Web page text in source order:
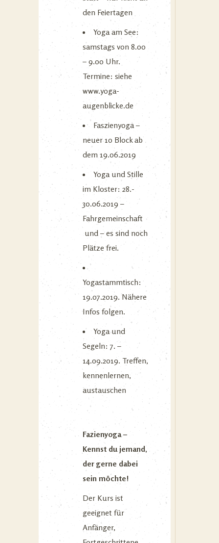
den Feiertagen
Yoga am See:
samstags von 8.00
– 9.00 Uhr.
Termine: siehe
www.yoga-
augenblicke.de
Faszienyoga –
neuer 10 Block ab
dem 19.06.2019
Yoga und Stille
im Kloster: 28.-
30.06.2019 –
Fahrgemeinschaft
und – es sind noch
Plätze frei.
Yogastammtisch:
19.07.2019. Nähere
Infos folgen.
Yoga und
Segeln: 7. –
14.09.2019. Treffen,
kennenlernen,
austauschen
Fazienyoga –
Kennst du jemand,
der gerne dabei
sein möchte!
Der Kurs ist
geeignet für
Anfänger,